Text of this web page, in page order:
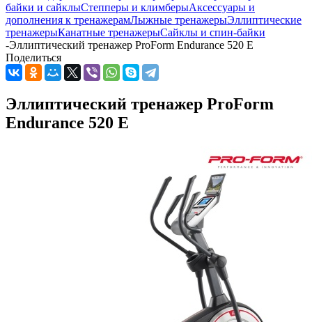
байки и сайклыСтепперы и климберыАксессуары и
дополнения к тренажерамЛыжные тренажерыЭллиптические
тренажерыКанатные тренажерыСайклы и спин-байки
-Эллиптический тренажер ProForm Endurance 520 E
Поделиться
Эллиптический тренажер ProForm
Endurance 520 E